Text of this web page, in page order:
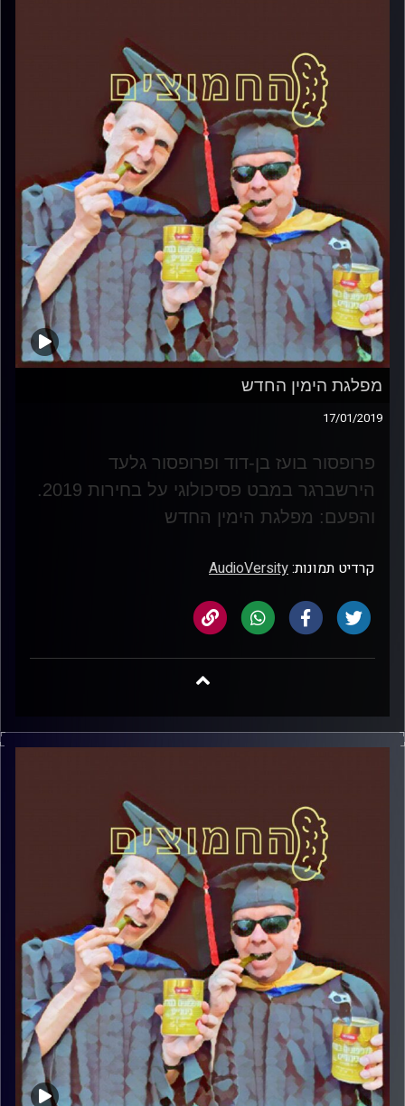
מפלגת הימין החדש
17/01/2019
פרופסור בועז בן-דוד ופרופסור גלעד
הירשברגר במבט פסיכולוגי על בחירות 2019
.
והפעם: מפלגת הימין החדש
קרדיט תמונות:AudioVersity